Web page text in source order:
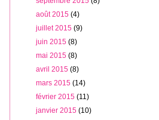
août 2015(4)
juillet 2015(9)
juin 2015(8)
mai 2015(8)
avril 2015(8)
mars 2015(14)
février 2015(11)
janvier 2015(10)